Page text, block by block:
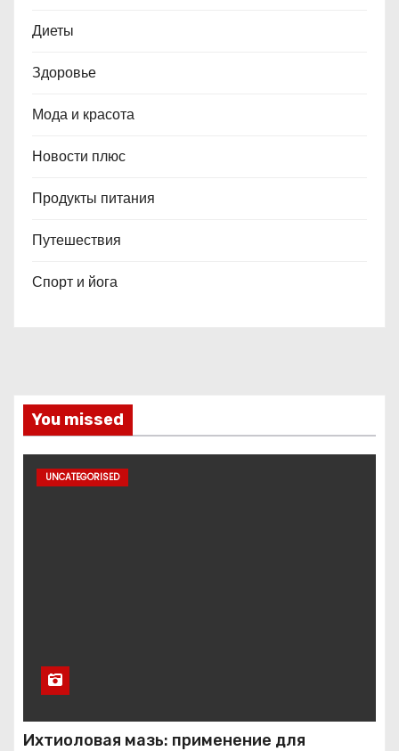
Диеты
Здоровье
Мода и красота
Новости плюс
Продукты питания
Путешествия
Спорт и йога
You missed
UNCATEGORISED
Ихтиоловая мазь: применение для